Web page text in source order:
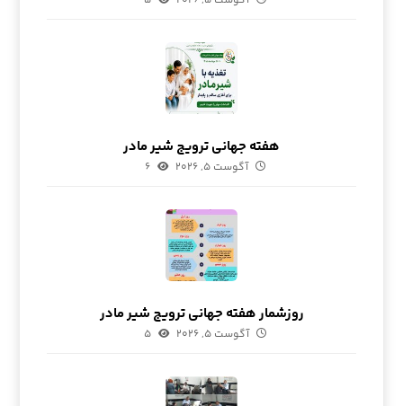
هفته جهانی ترویج شیر مادر
آگوست ۵, ۲۰۲۶ ۶
روزشمار هفته جهانی ترویج شیر مادر
آگوست ۵, ۲۰۲۶ ۵